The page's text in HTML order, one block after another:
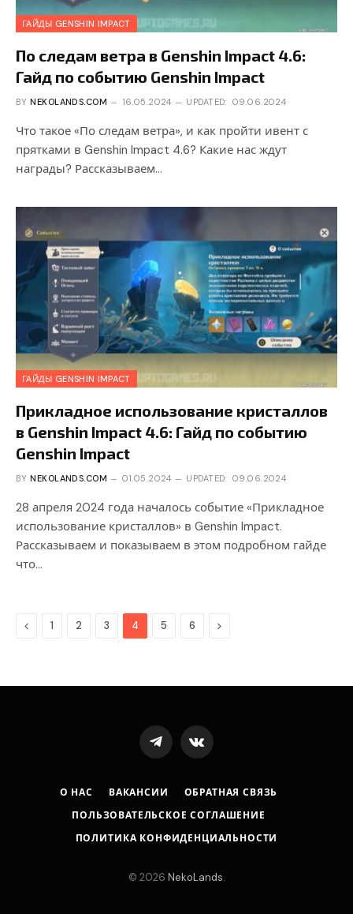
ГАЙДЫ GENSHIN IMPACT
По следам ветра в Genshin Impact 4.6:
Гайд по событию Genshin Impact
BY NEKOLANDS.COM 16.05.2024 UPDATED: 09.06.2024
Что такое «По следам ветра», и как пройти ивент с
прятками в Genshin Impact 4.6? Какие нас ждут
награды? Рассказываем…
ГАЙДЫ GENSHIN IMPACT
Прикладное использование кристаллов
в Genshin Impact 4.6: Гайд по событию
Genshin Impact
BY NEKOLANDS.COM 01.05.2024 UPDATED: 09.06.2024
28 апреля 2024 года началось событие «Прикладное
использование кристаллов» в Genshin Impact.
Рассказываем и показываем в этом подробном гайде
что…
Previous
1 2 3 4 5 6 Next
TelegramVKontakte
О НАС ВАКАНСИИ
ОБРАТНАЯ СВЯЗЬ
ПОЛЬЗОВАТЕЛЬСКОЕ СОГЛАШЕНИЕ
ПОЛИТИКА КОНФИДЕНЦИАЛЬНОСТИ
© 2026 NekoLands.